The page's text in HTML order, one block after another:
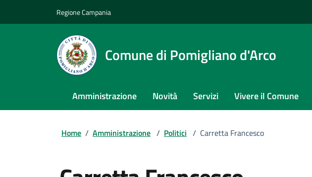
Regione Campania
Comune di Pomigliano d'Arco
Amministrazione Novità Servizi Vivere il Comune
Home / Amministrazione / Politici / Carretta Francesco